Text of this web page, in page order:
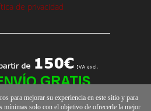
de privacidad
para mejorar su experiencia en este sitio y para
mínimas solo con el objetivo de ofrecerle la mejor